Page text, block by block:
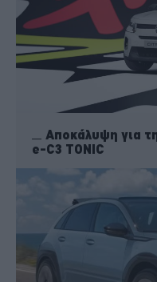
Αποκάλυψη για
e-C3 TONIC